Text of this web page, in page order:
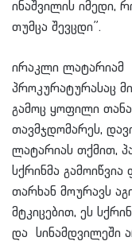
ინაშვილის იმედი,
თუმცა შევცდი”.
ირაკლი ლატარიამ
პროკურატურასაც
გამოც ყოფილი
თავმჯდომარეს,
ლატარიას თქმით,
სქრინმა გამოიწვია
თარხან მოურავს
მტკიცებით, ეს
და სინამდვილეში